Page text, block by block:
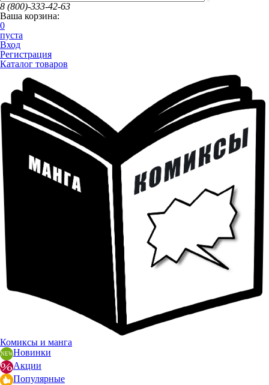
8 (800)-333-42-63
Ваша корзина:
0
пуста
Вход
Регистрация
Каталог товаров
Комиксы и манга
Новинки
Акции
Популярные